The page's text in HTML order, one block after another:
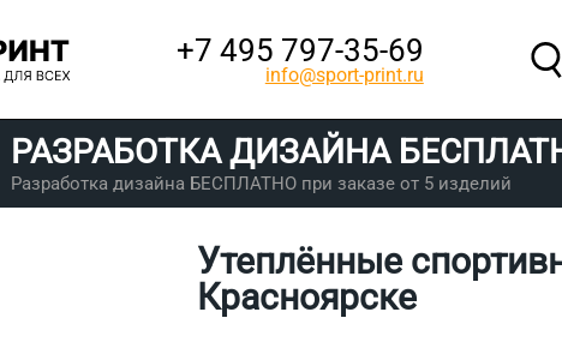
+7 495 797‑35-69
info@sport-print.ru
РАЗРАБОТКА ДИЗАЙНА
Разработка дизайна БЕСПЛАТНО при заказе от 5 изделий
Утеплённые
Красноярске